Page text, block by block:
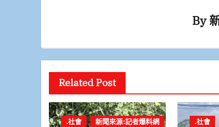
By
Related Post
.社會 新聞來源:記者爆料網 .社會